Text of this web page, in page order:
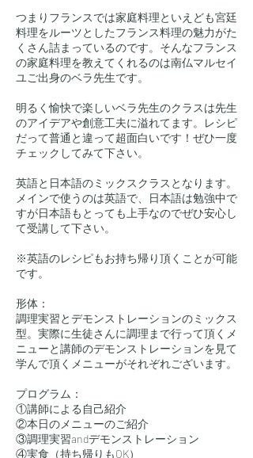
つまりフランスでは家庭料理といえども宮廷
料理をルーツとしたフランス料理の魅力がた
くさん詰まっているのです。そんなフランス
の家庭料理を教えてくれるのは南仏マルセイ
ユご出身のベラ先生です。
明るく愉快で楽しいベラ先生のクラスは先生
のアイデアや創意工夫に溢れてます。レシピ
だって普通と違って超面白いです！ぜひ一度
チェックしてみて下さい。
英語と日本語のミックスクラスとなります。
メインで使うのは英語で、日本語は勉強中で
すが日本語もとっても上手なのでぜひ安心し
て受講して下さい。
※英語のレシピもお持ち帰り頂くことが可能
です。
形体：
調理実習とデモンストレーションのミックス
型。実際に生徒さんに調理まで行って頂くメ
ニューと講師のデモンストレーションを見て
学んで頂くメニューがそれぞれございます。
プログラム：
①講師による自己紹介
②本日のメニューのご紹介
③調理実習andデモンストレーション
④実食（持ち帰りもOK）